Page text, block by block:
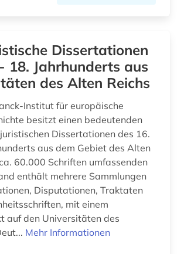
naturwissenschaften (1)
niederlande (1)
patentrecht (1)
philosophie (1)
politikwissenschaft (2)
Dissertationen
18. Jahrhunderts aus
des Alten Reichs
Institut für europäische
besitzt einen bedeutenden
Dissertationen des 16.
aus dem Gebiet des Alten
60.000 Schriften umfassenden
enthält mehrere Sammlungen
Disputationen, Traktaten
mit einem
auf den Universitäten des
Mehr Informationen